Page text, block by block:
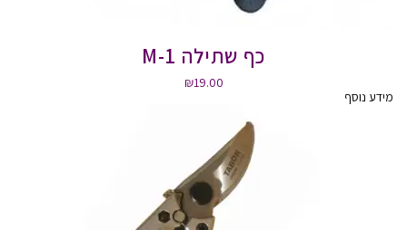
כף שתילה M-1
₪19.00
מידע נוסף